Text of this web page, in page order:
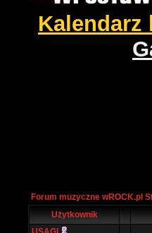
Kalendarz
Forum muzyczne wROCK.pl
Użytkownik